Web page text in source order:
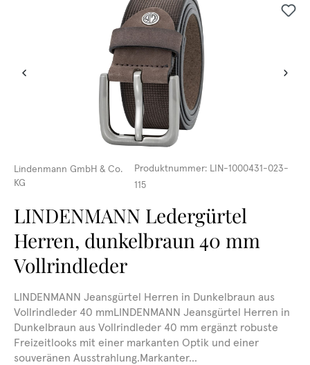
Lindenmann GmbH & Co.
KG
Produktnummer: LIN-1000431-023-
115
LINDENMANN Ledergürtel
Herren, dunkelbraun 40 mm
Vollrindleder
LINDENMANN Jeansgürtel Herren in Dunkelbraun aus
Vollrindleder 40 mmLINDENMANN Jeansgürtel Herren in
Dunkelbraun aus Vollrindleder 40 mm ergänzt robuste
Freizeitlooks mit einer markanten Optik und einer
souveränen Ausstrahlung.Markanter...